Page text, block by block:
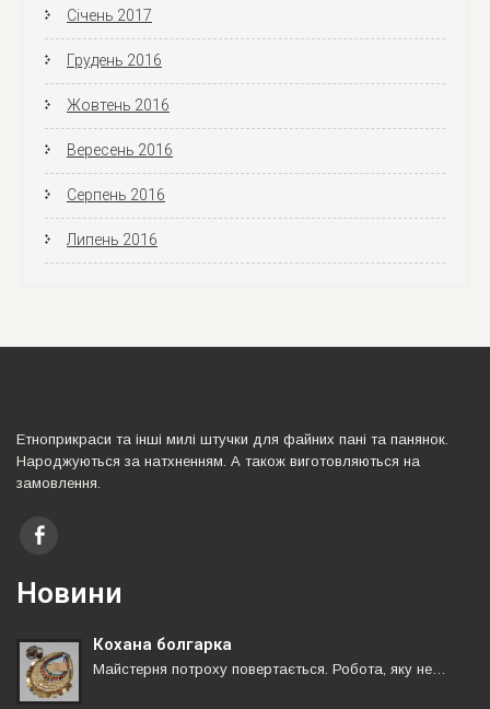
Січень 2017
Грудень 2016
Жовтень 2016
Вересень 2016
Серпень 2016
Липень 2016
Етноприкраси та iншi милi штучки для файних панi та панянок.
Народжуються за натхненням. А також виготовляються на
замовлення.
Новини
Кохана болгарка
Майстерня потроху повертається. Робота, яку не…